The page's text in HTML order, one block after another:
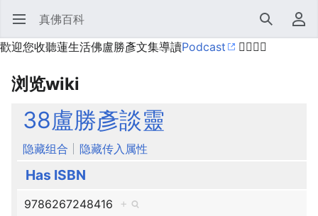
打开主菜单 真佛百科 搜索
用户菜单
歡迎您收聽蓮生活佛盧勝彥文集導讀Podcast 🙋‍♂️🙋‍♀️
浏览wiki
38盧勝彥談靈
隐藏组合 隐藏传入属性
Has ISBN
9786267248416 +